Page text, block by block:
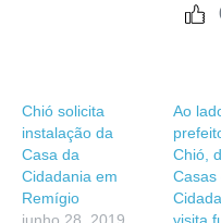
Chió solicita
instalação da
Casa da
Cidadania em
Remígio
Ao
Chió,
Casas